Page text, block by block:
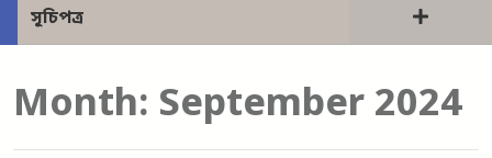
সূচিপত্র
Month: September 2024